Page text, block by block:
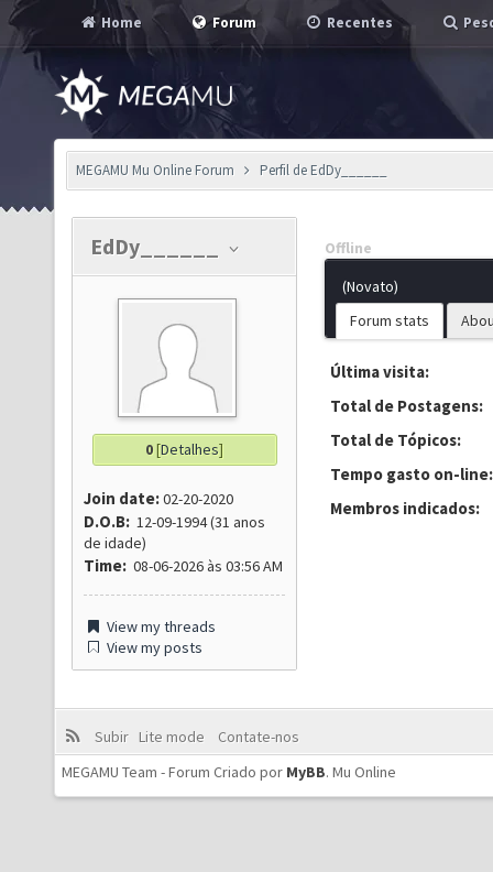
Home Forum Recentes
MEGAMU Mu Online Forum Perfil de EdDy______
EdDy______
0[Detalhes]
Join date:02-20-2020
D.O.B: 12-09-1994 (31 anos
de idade)
Time: 08-06-2026 às 03:56 AM
View my threads
View my posts
Offline
(Novato)
Forum stats
Última visita:
Total de Postagens:
Total de Tópicos:
Tempo gasto on-line:
Membros indicados:
Subir Lite mode
Contate-nos
MEGAMU Team - Forum Criado por MyBB. Mu Online